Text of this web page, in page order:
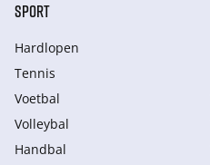
SPORT
Hardlopen
Tennis
Voetbal
Volleybal
Handbal